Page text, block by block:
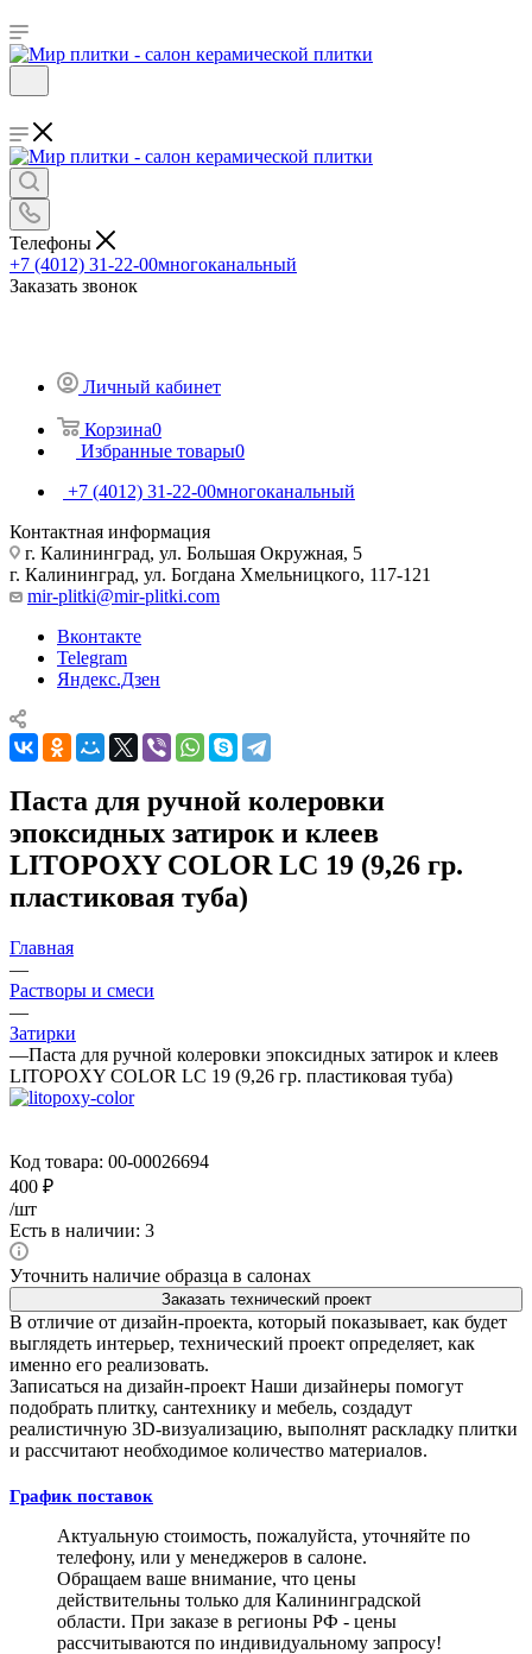
Телефоны
+7 (4012) 31-22-00многоканальный
Заказать звонок
Личный кабинет
Корзина0
Избранные товары0
+7 (4012) 31-22-00многоканальный
Контактная информация
г. Калининград, ул. Большая Окружная, 5
г. Калининград, ул. Богдана Хмельницкого, 117-121
mir-plitki@mir-plitki.com
Вконтакте
Telegram
Яндекс.Дзен
Паста для ручной колеровки
эпоксидных затирок и клеев
LITOPOXY COLOR LC 19 (9,26 гр.
пластиковая туба)
Главная
—
Растворы и смеси
—
Затирки
—Паста для ручной колеровки эпоксидных затирок и клеев
LITOPOXY COLOR LC 19 (9,26 гр. пластиковая туба)
Код товара: 00-00026694
400 ₽
/шт
Есть в наличии: 3
Уточнить наличие образца в салонах
Заказать технический проект
В отличие от дизайн-проекта, который показывает, как будет
выглядеть интерьер, технический проект определяет, как
именно его реализовать.
Записаться на дизайн-проект Наши дизайнеры помогут
подобрать плитку, сантехнику и мебель, создадут
реалистичную 3D-визуализацию, выполнят раскладку плитки
и рассчитают необходимое количество материалов.
График поставок
Актуальную стоимость, пожалуйста, уточняйте по
телефону, или у менеджеров в салоне.
Обращаем ваше внимание, что цены
действительны только для Калининградской
области. При заказе в регионы РФ - цены
рассчитываются по индивидуальному запросу!